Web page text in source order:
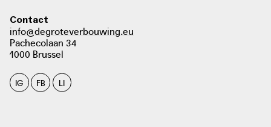
Contact
info@degroteverbouwing.eu
Pachecolaan 34
1000 Brussel
IG FB LI